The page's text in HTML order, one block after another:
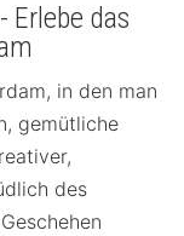
Erlebe das
in den man
gemütliche
des